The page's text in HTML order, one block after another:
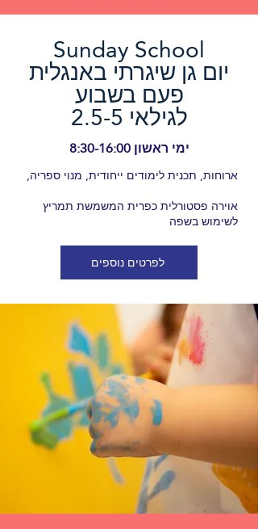
Sunday School
יום גן שיגרתי באנגלית
פעם בשבוע
לגילאי 2.5-5
ימי ראשון 8:30-16:00
ארוחות, תכנית לימודים ייחודית, מנוי ספריה,
אוירה פסטורלית כפרית המשמשת תמריץ
לשימוש בשפה
לפרטים נוספים